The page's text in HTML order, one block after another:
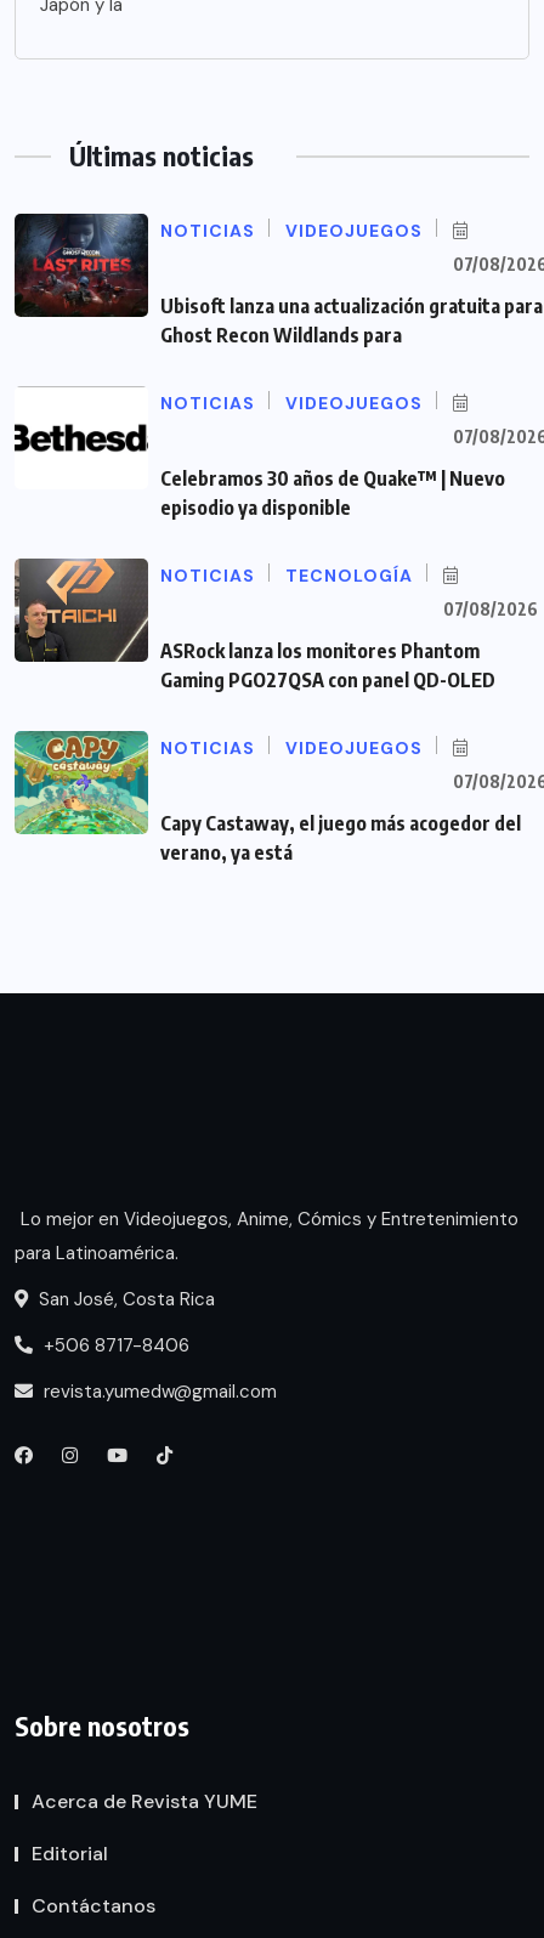
Japón y la
Últimas noticias
NOTICIAS VIDEOJUEGOS
07/08/
Ubisoft lanza una actualización gratuita para
Ghost Recon Wildlands para
NOTICIAS VIDEOJUEGOS
07/08/
Celebramos 30 años de Quake™ | Nuevo
episodio ya disponible
NOTICIAS TECNOLOGÍA
07/08/2026
ASRock lanza los monitores Phantom
Gaming PGO27QSA con panel QD-OLED
NOTICIAS VIDEOJUEGOS
07/08/
Capy Castaway, el juego más acogedor del
verano, ya está
Lo mejor en Videojuegos, Anime, Cómics y Entretenimiento
para Latinoamérica.
San José, Costa Rica
+506 8717-8406
revista.yumedw@gmail.com
Sobre nosotros
Acerca de Revista YUME
Editorial
Contáctanos